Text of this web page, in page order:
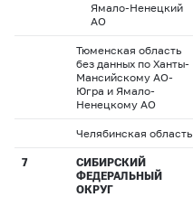
Ямало-Ненецкий
АО
Тюменская область
без данных по Ханты-
Мансийскому АО-
Югра и Ямало-
Ненецкому АО
Челябинская область
7
СИБИРСКИЙ
ФЕДЕРАЛЬНЫЙ
ОКРУГ